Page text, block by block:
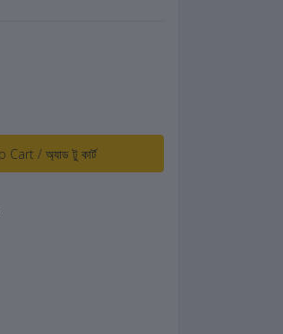
/ অ্যাড টু কার্ট